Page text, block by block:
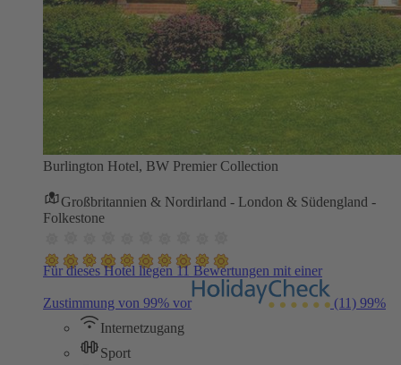
Burlington Hotel, BW Premier Collection
Großbritannien & Nordirland - London & Südengland -
Folkestone
Für dieses Hotel liegen 11 Bewertungen mit einer
Zustimmung von 99% vor (11) 99%
Internetzugang
Sport